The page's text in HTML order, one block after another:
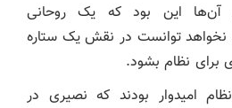
این بود که یک روحانی
توانست در نقش یک ستاره
نظام بشود.
امیدوار بودند که نصیری در